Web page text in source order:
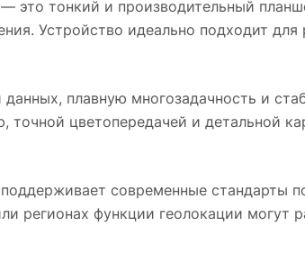
— это тонкий и производительный
Устройство идеально подходит для
плавную многозадачность и
цветопередачей и детальной
поддерживает современные стандарты
регионах функции геолокации могут